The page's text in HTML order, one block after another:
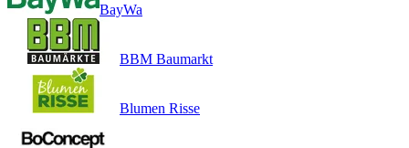
BayWa
BBM Baumarkt
Blumen Risse